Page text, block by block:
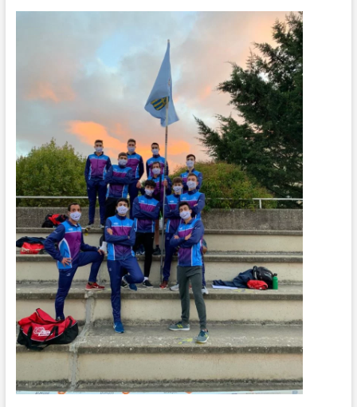
ESPAÑA